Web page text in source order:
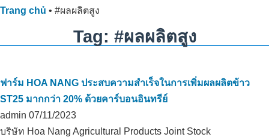
Trang chủ • #ผลผลิตสูง
Tag: #ผลผลิตสูง
ฟาร์ม HOA NANG ประสบความสำเร็จในการเพิ่มผลผลิตข้าว
ST25 มากกว่า 20% ด้วยคาร์บอนอินทรีย์
admin 07/11/2023
บริษัท Hoa Nang Agricultural Products Joint Stock